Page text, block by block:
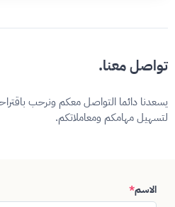
تواصل معنا.
يسعدنا دائما التواصل معكم ونرحب
لتسهيل مهامكم ومعاملاتكم.
الاسم*